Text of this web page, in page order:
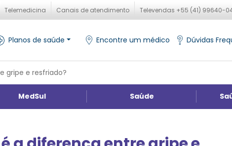
Telemedicina Canais de atendimento Televendas +55 (41) 99640-
Planos de saúde Encontre um médico Dúvidas
gripe e resfriado?
MedSul Saúde